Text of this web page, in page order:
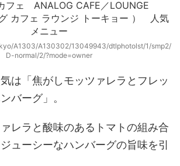
A1303/A130302/13049943/dtlphotolst/1/smp2/
D-normal/2/?mode=owner
は 「焦がしモッツァレラとフレッ
バーグ」 。
レラと酸味のあるトマトの組み合
ューシーなハンバーグの旨味を引